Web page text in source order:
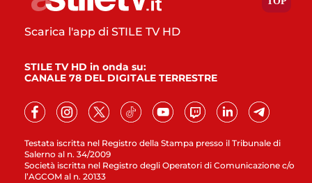
Testata iscritta nel Registro della Stampa presso il Tribunale di
Salerno al n. 34/2009
Società iscritta nel Registro degli Operatori di Comunicazione c/o
l’AGCOM al n. 20133
Scarica l'app di STILE TV HD
STILE TV HD in onda su:
CANALE 78 DEL DIGITALE TERRESTRE